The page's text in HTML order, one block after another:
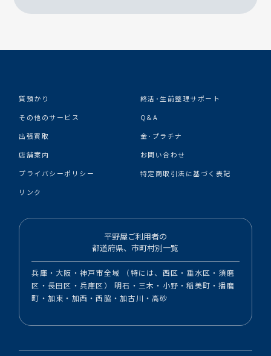
質預かり
終活･生前整理サポート
その他のサービス
Q&A
出張買取
金･プラチナ
店舗案内
お問い合わせ
プライバシーポリシー
特定商取引法に基づく表記
リンク
平野屋ご利用者の
都道府県、市町村別一覧
兵庫・大阪・神戸市全域 （特には、西区・垂水区・須磨
区・長田区・兵庫区） 明石・三木・小野・稲美町・播磨
町・加東・加西・西脇・加古川・高砂